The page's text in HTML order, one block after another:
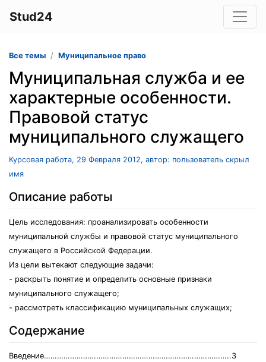
Stud24
Все темы Муниципальное право
Муниципальная служба и ее
характерные особенности.
Правовой статус
муниципального служащего
Курсовая работа, 29 Февраля 2012, автор: пользователь скрыл
имя
Описание работы
Цель исследования: проанализировать особенности
муниципальной службы и правовой статус муниципального
служащего в Российской Федерации.
Из цели вытекают следующие задачи:
- раскрыть понятие и определить основные признаки
муниципального служащего;
- рассмотреть классификацию муниципальных служащих;
Содержание
Введение…………………………………………………………………………..3